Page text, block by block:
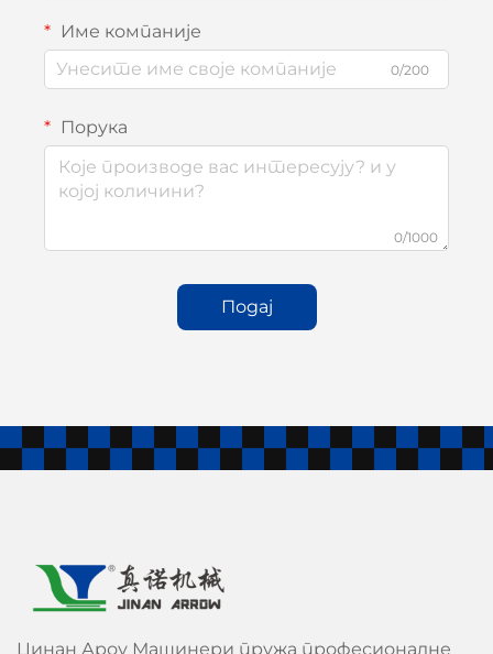
Име компаније
0/200
Порука
0/1000
Подај
Џинан Ароу Машинери пружа професионалне